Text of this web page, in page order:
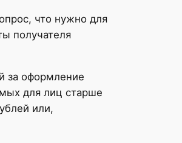
что нужно для
получателя
за оформление
для лиц старше
или,